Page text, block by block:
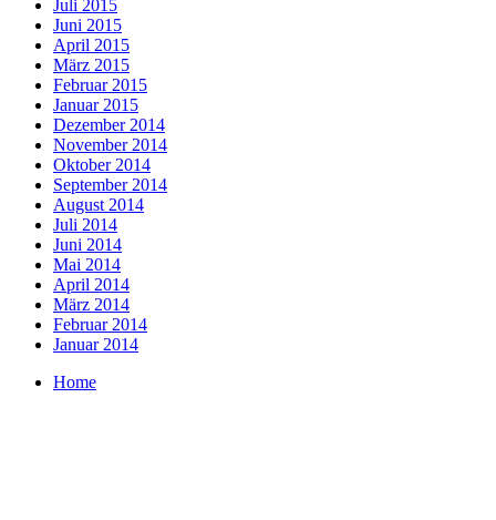
Juli 2015
Juni 2015
April 2015
März 2015
Februar 2015
Januar 2015
Dezember 2014
November 2014
Oktober 2014
September 2014
August 2014
Juli 2014
Juni 2014
Mai 2014
April 2014
März 2014
Februar 2014
Januar 2014
Home